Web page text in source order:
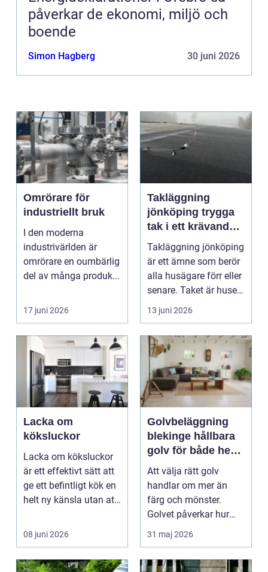
påverkar de ekonomi, miljö och
boende
Simon Hagberg 30 juni 2026
Omrörare för
industriellt bruk
I den moderna
industrivärlden är
omrörare en oumbärlig
del av många produk...
17 juni 2026
Takläggning
jönköping trygga
tak i ett krävande
småländskt klimat
Takläggning jönköping
är ett ämne som berör
alla husägare förr eller
senare. Taket är husets
viktiga...
13 juni 2026
Lacka om
köksluckor
Lacka om köksluckor
är ett effektivt sätt att
ge ett befintligt kök en
helt ny känsla utan att
08 juni 2026
Golvbeläggning
blekinge hållbara
golv för både hem
och företag
Att välja rätt golv
handlar om mer än
färg och mönster.
Golvet påverkar hur
rummet upplevs, hur
31 maj 2026